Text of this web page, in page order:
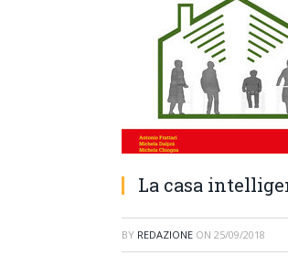
La casa
BY REDAZIONE ON 25/09/2018